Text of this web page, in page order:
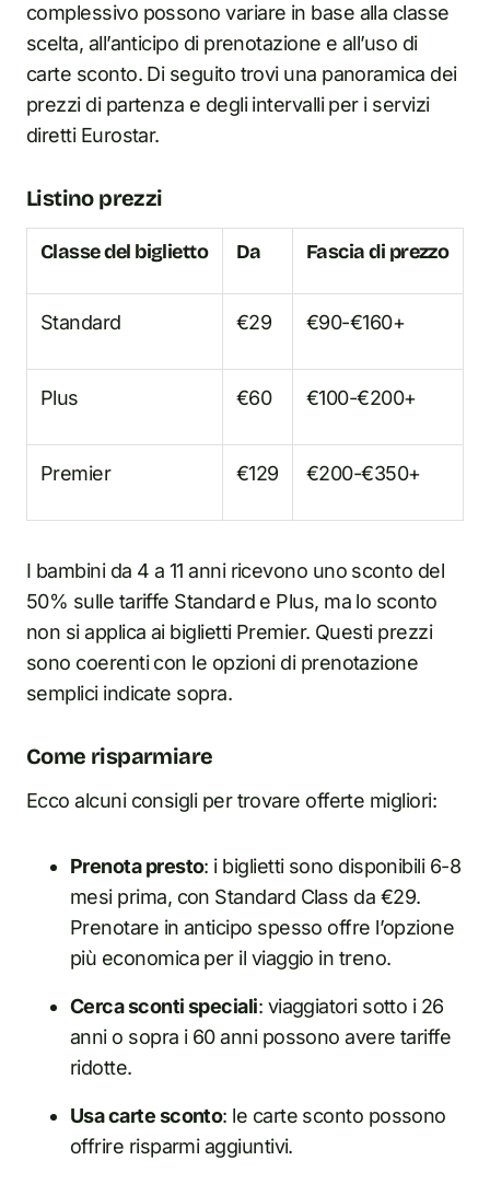
complessivo possono variare in base alla classe
scelta, all’anticipo di prenotazione e all’uso di
carte sconto. Di seguito trovi una panoramica dei
prezzi di partenza e degli intervalli per i servizi
diretti Eurostar.
Listino prezzi
Classe del biglietto Da Fascia di prezzo
Standard €29 €90-€160+
Plus €60 €100-€200+
Premier €129 €200-€350+
I bambini da 4 a 11 anni ricevono uno sconto del
50% sulle tariffe Standard e Plus, ma lo sconto
non si applica ai biglietti Premier. Questi prezzi
sono coerenti con le opzioni di prenotazione
semplici indicate sopra.
Come risparmiare
Ecco alcuni consigli per trovare offerte migliori:
Prenota presto: i biglietti sono disponibili 6-8
mesi prima, con Standard Class da €29.
Prenotare in anticipo spesso offre l’opzione
più economica per il viaggio in treno.
Cerca sconti speciali: viaggiatori sotto i 26
anni o sopra i 60 anni possono avere tariffe
ridotte.
Usa carte sconto: le carte sconto possono
offrire risparmi aggiuntivi.